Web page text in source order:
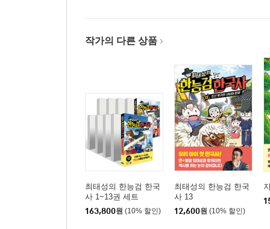
작가의 다른 상품
최태성의 한능검 한국
사 1~13권 세트
163,800원 (10% 할인)
최태성의 한능검 한국
사 13
12,600원 (10% 할인)